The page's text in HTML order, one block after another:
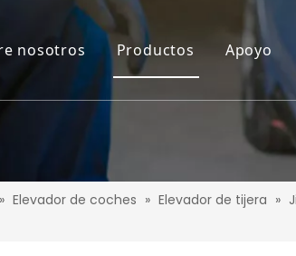
nosotros Productos Apoyo
» Elevador de coches » Elevador de tijera »